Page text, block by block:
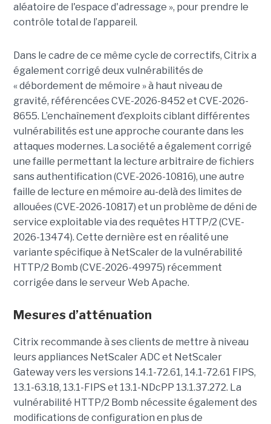
aléatoire de l'espace d'adressage », pour prendre le
contrôle total de l’appareil.
Dans le cadre de ce même cycle de correctifs, Citrix a
également corrigé deux vulnérabilités de
« débordement de mémoire » à haut niveau de
gravité, référencées CVE-2026-8452 et CVE-2026-
8655. L’enchaînement d’exploits ciblant différentes
vulnérabilités est une approche courante dans les
attaques modernes. La société a également corrigé
une faille permettant la lecture arbitraire de fichiers
sans authentification (CVE-2026-10816), une autre
faille de lecture en mémoire au-delà des limites de
allouées (CVE-2026-10817) et un problème de déni de
service exploitable via des requêtes HTTP/2 (CVE-
2026-13474). Cette dernière est en réalité une
variante spécifique à NetScaler de la vulnérabilité
HTTP/2 Bomb (CVE-2026-49975) récemment
corrigée dans le serveur Web Apache.
Mesures d’atténuation
Citrix recommande à ses clients de mettre à niveau
leurs appliances NetScaler ADC et NetScaler
Gateway vers les versions 14.1-72.61, 14.1-72.61 FIPS,
13.1-63.18, 13.1-FIPS et 13.1-NDcPP 13.1.37.272. La
vulnérabilité HTTP/2 Bomb nécessite également des
modifications de configuration en plus de